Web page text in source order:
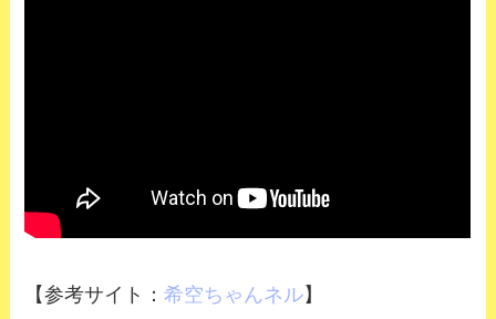
【参考サイト：希空ちゃんネル】